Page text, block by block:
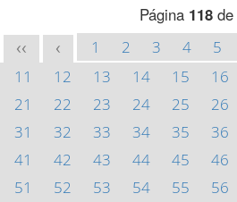
Página 118de
<< < 1 2 3 4 5
11
12 13 14 15 16
21
22 23 24 25 26
31
32 33 34 35 36
41
42 43 44 45 46
51
52 53 54 55 56